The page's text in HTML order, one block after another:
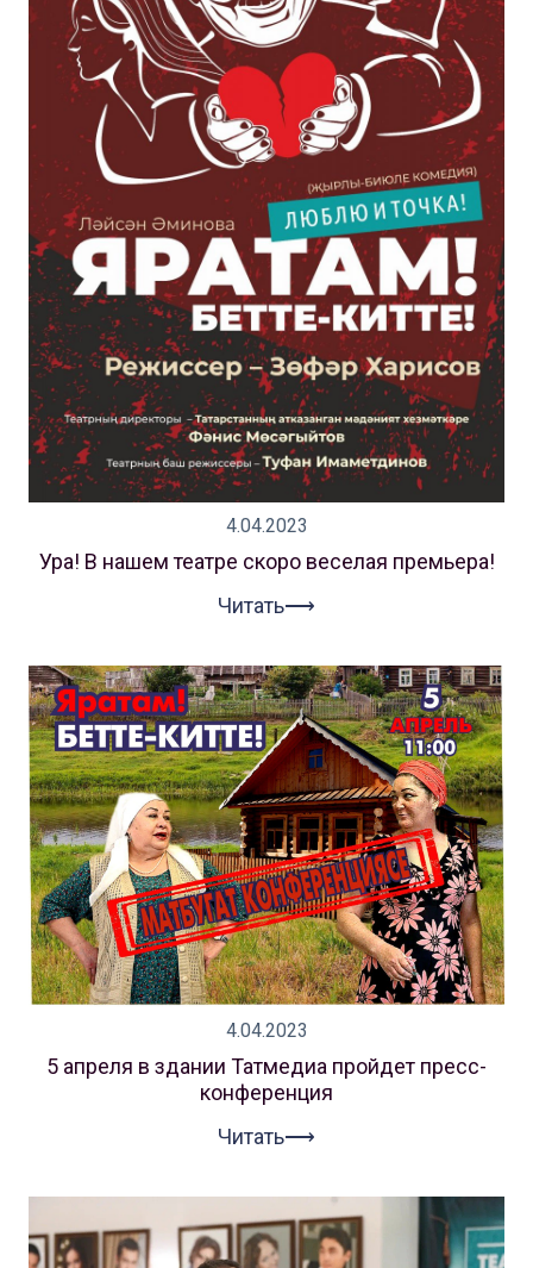
4.04.2023
Ура! В нашем театре скоро веселая премьера!
Читать⟶
4.04.2023
5 апреля в здании Татмедиа пройдет пресс-
конференция
Читать⟶